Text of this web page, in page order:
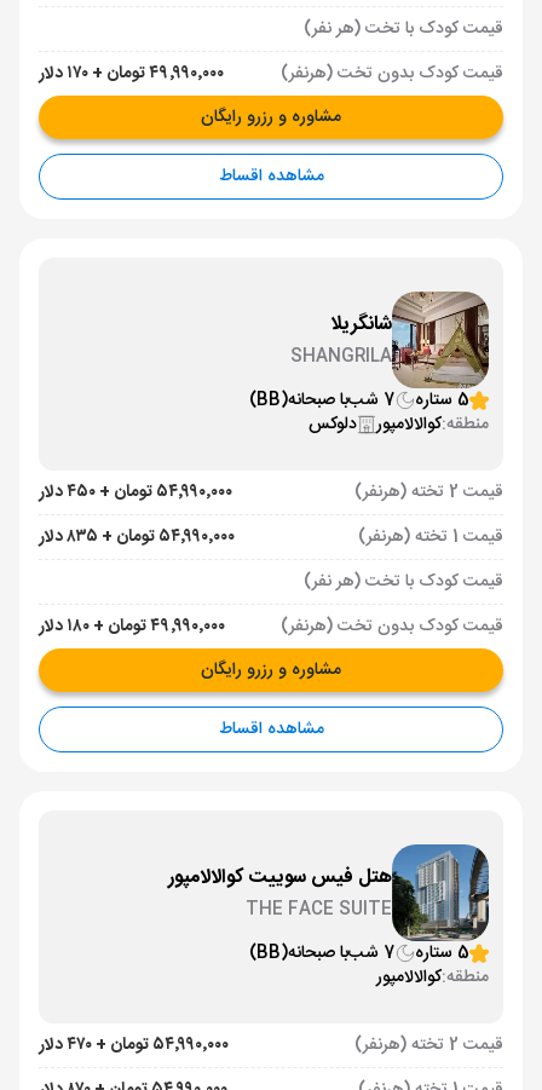
قیمت کودک با تخت (هر نفر)
قیمت کودک بدون تخت (هرنفر)
۴۹٬۹۹۰٬۰۰۰ تومان + ۱۷۰ دلار
مشاوره و رزرو رایگان
مشاهده اقساط
شانگریلا
SHANGRILA
5 ستاره
7 شب با صبحانه(BB)
منطقه:کوالالامپور دلوکس
قیمت 2 تخته (هرنفر)
۵۴٬۹۹۰٬۰۰۰ تومان + ۴۵۰ دلار
قیمت 1 تخته (هرنفر)
۵۴٬۹۹۰٬۰۰۰ تومان + ۸۳۵ دلار
قیمت کودک با تخت (هر نفر)
قیمت کودک بدون تخت (هرنفر)
۴۹٬۹۹۰٬۰۰۰ تومان + ۱۸۰ دلار
مشاوره و رزرو رایگان
مشاهده اقساط
هتل فیس سوییت کوالالامپور
THE FACE SUITE
5 ستاره
7 شب با صبحانه(BB)
منطقه:کوالالامپور
قیمت 2 تخته (هرنفر)
۵۴٬۹۹۰٬۰۰۰ تومان + ۴۷۰ دلار